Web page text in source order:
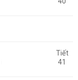
Tiết
41